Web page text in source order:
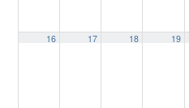
16 17 18 19